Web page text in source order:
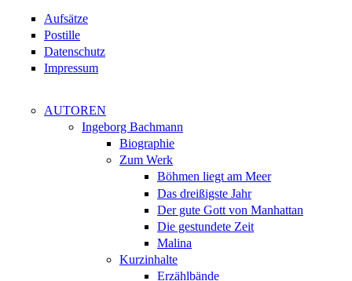
Aufsätze
Postille
Datenschutz
Impressum
AUTOREN
Ingeborg Bachmann
Biographie
Zum Werk
Böhmen liegt am Meer
Das dreißigste Jahr
Der gute Gott von Manhattan
Die gestundete Zeit
Malina
Kurzinhalte
Erzählbände